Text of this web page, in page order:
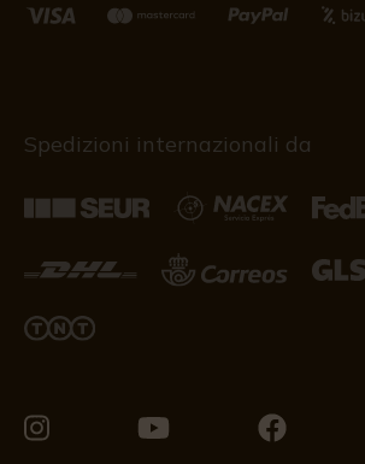
Spedizioni internazionali da